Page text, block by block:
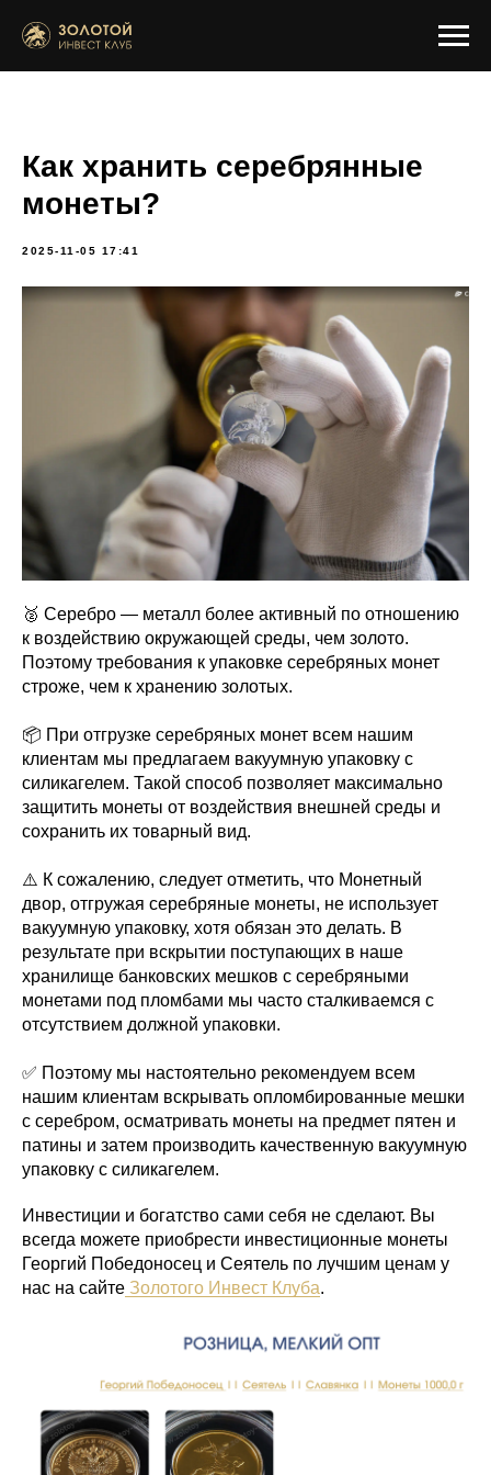
Как хранить серебрянные
монеты?
2025-11-05 17:41
🥈 Серебро — металл более активный по отношению
к воздействию окружающей среды, чем золото.
Поэтому требования к упаковке серебряных монет
строже, чем к хранению золотых.
📦 При отгрузке серебряных монет всем нашим
клиентам мы предлагаем вакуумную упаковку с
силикагелем. Такой способ позволяет максимально
защитить монеты от воздействия внешней среды и
сохранить их товарный вид.
⚠️ К сожалению, следует отметить, что Монетный
двор, отгружая серебряные монеты, не использует
вакуумную упаковку, хотя обязан это делать. В
результате при вскрытии поступающих в наше
хранилище банковских мешков с серебряными
монетами под пломбами мы часто сталкиваемся с
отсутствием должной упаковки.
✅ Поэтому мы настоятельно рекомендуем всем
нашим клиентам вскрывать опломбированные мешки
с серебром, осматривать монеты на предмет пятен и
патины и затем производить качественную вакуумную
упаковку с силикагелем.
Инвестиции и богатство сами себя не сделают. Вы
всегда можете приобрести инвестиционные монеты
Георгий Победоносец и Сеятель по лучшим ценам у
нас на сайте Золотого Инвест Клуба.